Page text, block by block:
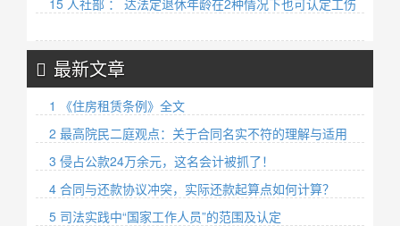
最新文章
1 《住房租赁条例》全文
2 最高院民二庭观点：关于合同名实不符的理解与适用
3 侵占公款24万余元，这名会计被抓了！
4 合同与还款协议冲突，实际还款起算点如何计算？
5 司法实践中“国家工作人员”的范围及认定